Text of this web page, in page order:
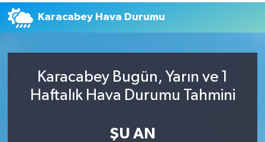
Karacabey Hava Durumu
Karacabey Bugün, Yarın ve 1
Haftalık Hava Durumu Tahmini
ŞU AN
Trafik Durumu
Tüm Manşetler